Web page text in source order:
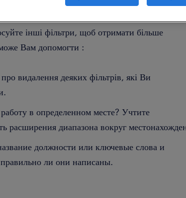
інші фільтри, щоб отримати більше
Вам допомогти :
видалення деяких фільтрів, які Ви
в определенном месте? Учтите
расширения диапазона вокруг
должности или ключевые слова и
правильно ли они написаны.